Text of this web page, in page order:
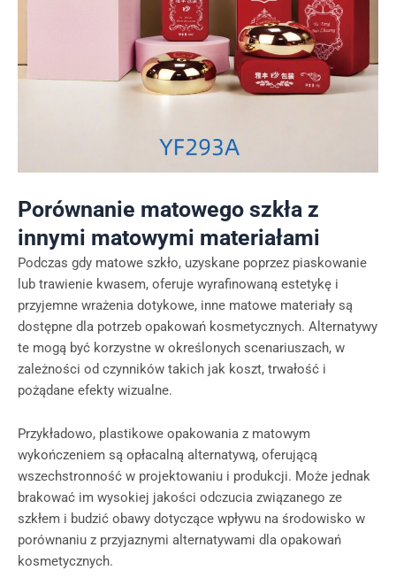
Porównanie matowego szkła z
innymi matowymi materiałami
Podczas gdy matowe szkło, uzyskane poprzez piaskowanie
lub trawienie kwasem, oferuje wyrafinowaną estetykę i
przyjemne wrażenia dotykowe, inne matowe materiały są
dostępne dla potrzeb opakowań kosmetycznych. Alternatywy
te mogą być korzystne w określonych scenariuszach, w
zależności od czynników takich jak koszt, trwałość i
pożądane efekty wizualne.
Przykładowo, plastikowe opakowania z matowym
wykończeniem są opłacalną alternatywą, oferującą
wszechstronność w projektowaniu i produkcji. Może jednak
brakować im wysokiej jakości odczucia związanego ze
szkłem i budzić obawy dotyczące wpływu na środowisko w
porównaniu z przyjaznymi alternatywami dla opakowań
kosmetycznych.